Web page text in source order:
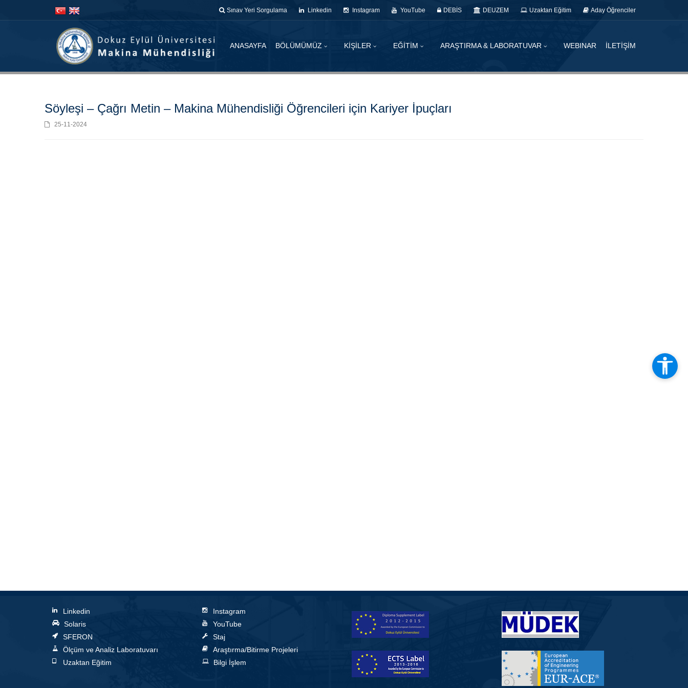
Sınav Yeri Sorgulama Linkedin Instagram YouTube DEBİS DEUZEM Uzaktan Eğitim Aday Öğrenciler
ANASAYFA BÖLÜMÜMÜZ KİŞİLER EĞİTİM ARAŞTIRMA & LABORATUVAR WEBINAR İLETİŞİM
Söyleşi – Çağrı Metin – Makina Mühendisliği Öğrencileri için Kariyer İpuçları
25-11-2024
Linkedin
Solaris
SFERON
Ölçüm ve Analiz Laboratuvarı
Uzaktan Eğitim
Instagram
YouTube
Staj
Araştırma/Bitirme Projeleri
Bilgi İşlem